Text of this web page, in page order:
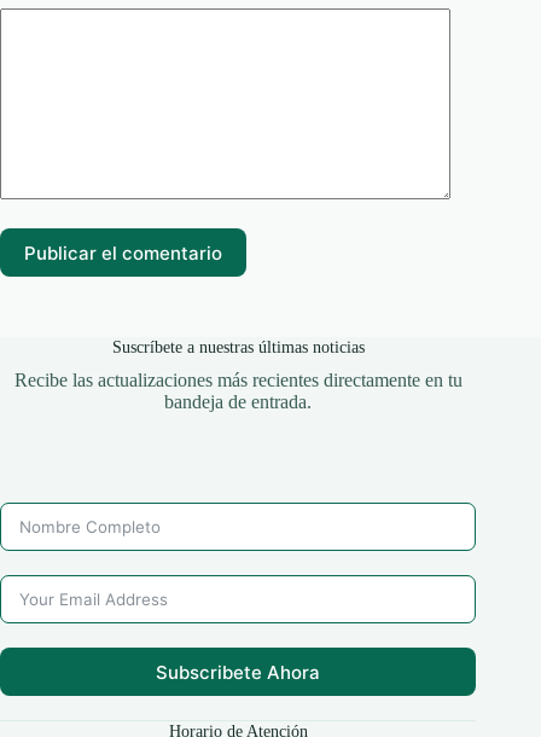
Publicar el comentario
Suscríbete a nuestras últimas noticias
Recibe las actualizaciones más recientes directamente en tu
bandeja de entrada.
Subscribete Ahora
Horario de Atención